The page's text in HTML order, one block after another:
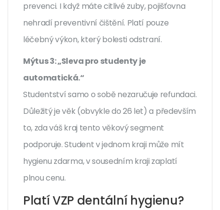
prevenci. I když máte citlivé zuby, pojišťovna
nehradí preventivní čištění. Platí pouze
léčebný výkon, který bolesti odstraní.
Mýtus 3: „Sleva pro studenty je
automatická.“
Studentství samo o sobě nezaručuje refundaci.
Důležitý je věk (obvykle do 26 let) a především
to, zda váš kraj tento věkový segment
podporuje. Student v jednom kraji může mít
hygienu zdarma, v sousedním kraji zaplatí
plnou cenu.
Platí VZP dentální hygienu?